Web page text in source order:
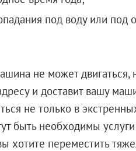
под воду или под
не может двигаться,
и доставит вашу
не только в
быть необходимы услуги
хотите переместить